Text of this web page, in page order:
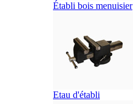
Établi bois menuisier
Etau d'établi